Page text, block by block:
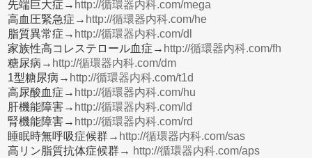
先端巨大症→ http://循環器内科.com/mega
高血圧緊急症→ http://循環器内科.com/he
脂質異常症→ http://循環器内科.com/dl
家族性高コレステロール血症→ http://循環器内科.com/fh
糖尿病→ http://循環器内科.com/dm
1型糖尿病→ http://循環器内科.com/t1d
高尿酸血症→ http://循環器内科.com/hu
肝機能障害→ http://循環器内科.com/ld
腎機能障害→ http://循環器内科.com/rd
睡眠時無呼吸症候群→ http://循環器内科.com/sas
高リン脂質抗体症候群→ http://循環器内科.com/aps